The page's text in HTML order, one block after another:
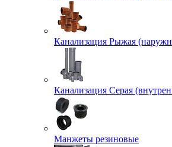
Канализация Рыжая
Канализация Серая
Манжеты резиновые